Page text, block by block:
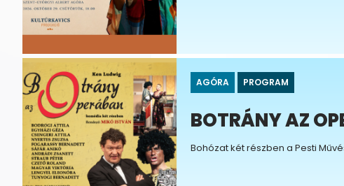
AGÓRA PROGRAM
BOTRÁNY AZ
Bohózat két részben a Pesti